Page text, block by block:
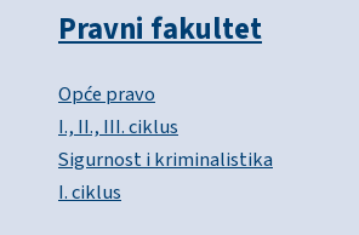
Pravni fakultet
Opće pravo
I., II., III. ciklus
Sigurnost i kriminalistika
I. ciklus